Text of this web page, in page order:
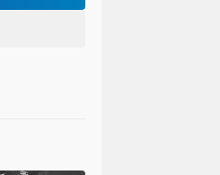
3.000 Mahasiswa Baru UNP Ikuti Police Goes To Campus, Ditlantas Polda Sumbar Tanamkan Budaya Tertib Berlalu Lintas Sejak Hari Pertama Kuliah